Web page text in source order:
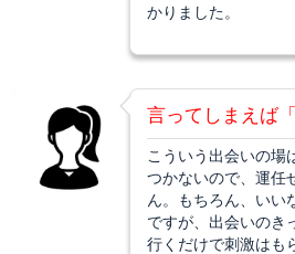
かりました。
言ってしまえば「
こういう出会いの場
つかないので、運任
ん。もちろん、いい
ですが、出会いのき
行くだけで刺激はも